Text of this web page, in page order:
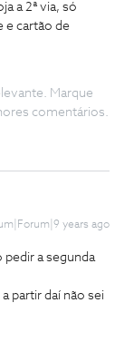
a 2ª via, só
e cartão de
Marque
comentários.
years ago
pedir a segunda
partir daí não sei